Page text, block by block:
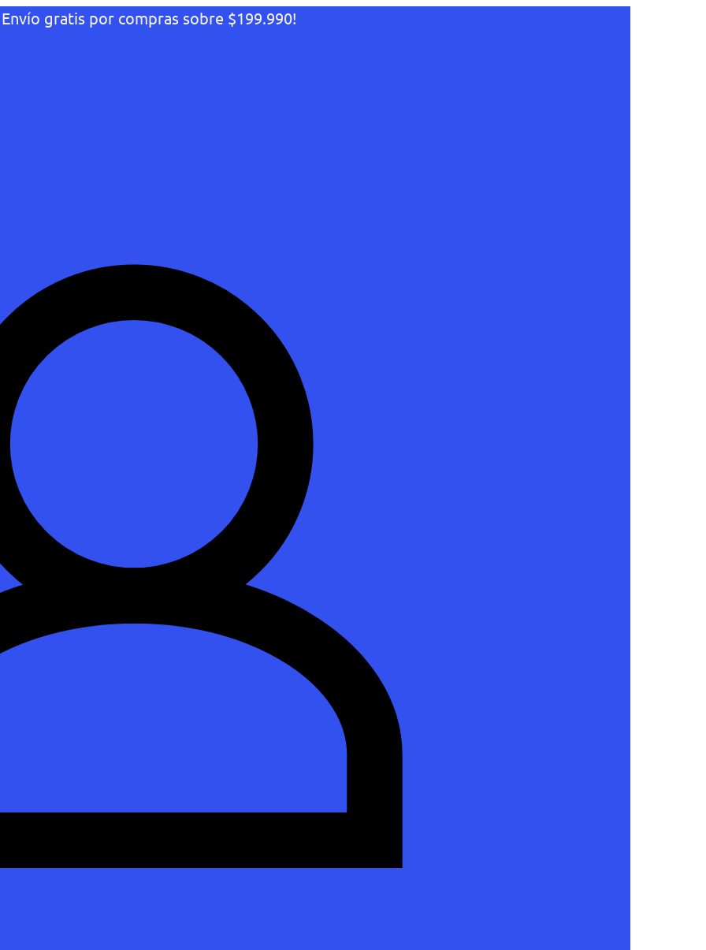
gratis por compras sobre $199.990!